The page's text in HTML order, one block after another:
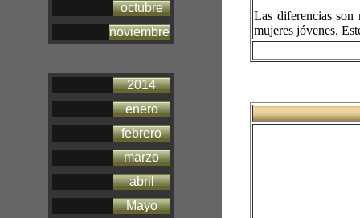
octubre
noviembre
2014
enero
febrero
marzo
abril
Mayo
Las diferencias son
mujeres jóvenes.